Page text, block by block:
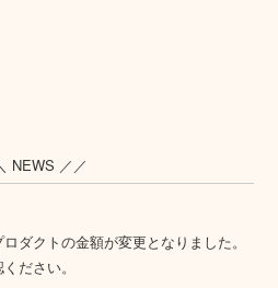
NEWS ／／
ダクトの金額が変更となりました。
ださい。